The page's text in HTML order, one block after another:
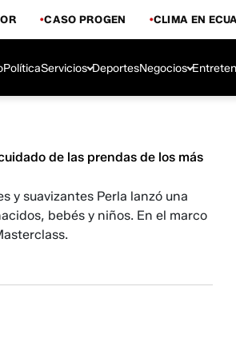
CASO PROGEN CLIMA EN
PolíticaServicios DeportesNegocios
de las prendas de los más
y suavizantes Perla lanzó una
bebés y niños. En el marco